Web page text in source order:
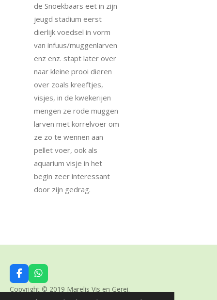
de Snoekbaars eet in zijn
jeugd stadium eerst
dierlijk voedsel in vorm
van infuus/muggenlarven
enz enz. stapt later over
naar kleine prooi dieren
over zoals kreeftjes,
visjes, in de kwekerijen
mengen ze rode muggen
larven met korrelvoer om
ze zo te wennen aan
pellet voer, ook als
aquarium visje in het
begin zeer interessant
door zijn gedrag.
F
a
c
W
h
a
Copyright © 2019 Marelis Vis en Gerei.